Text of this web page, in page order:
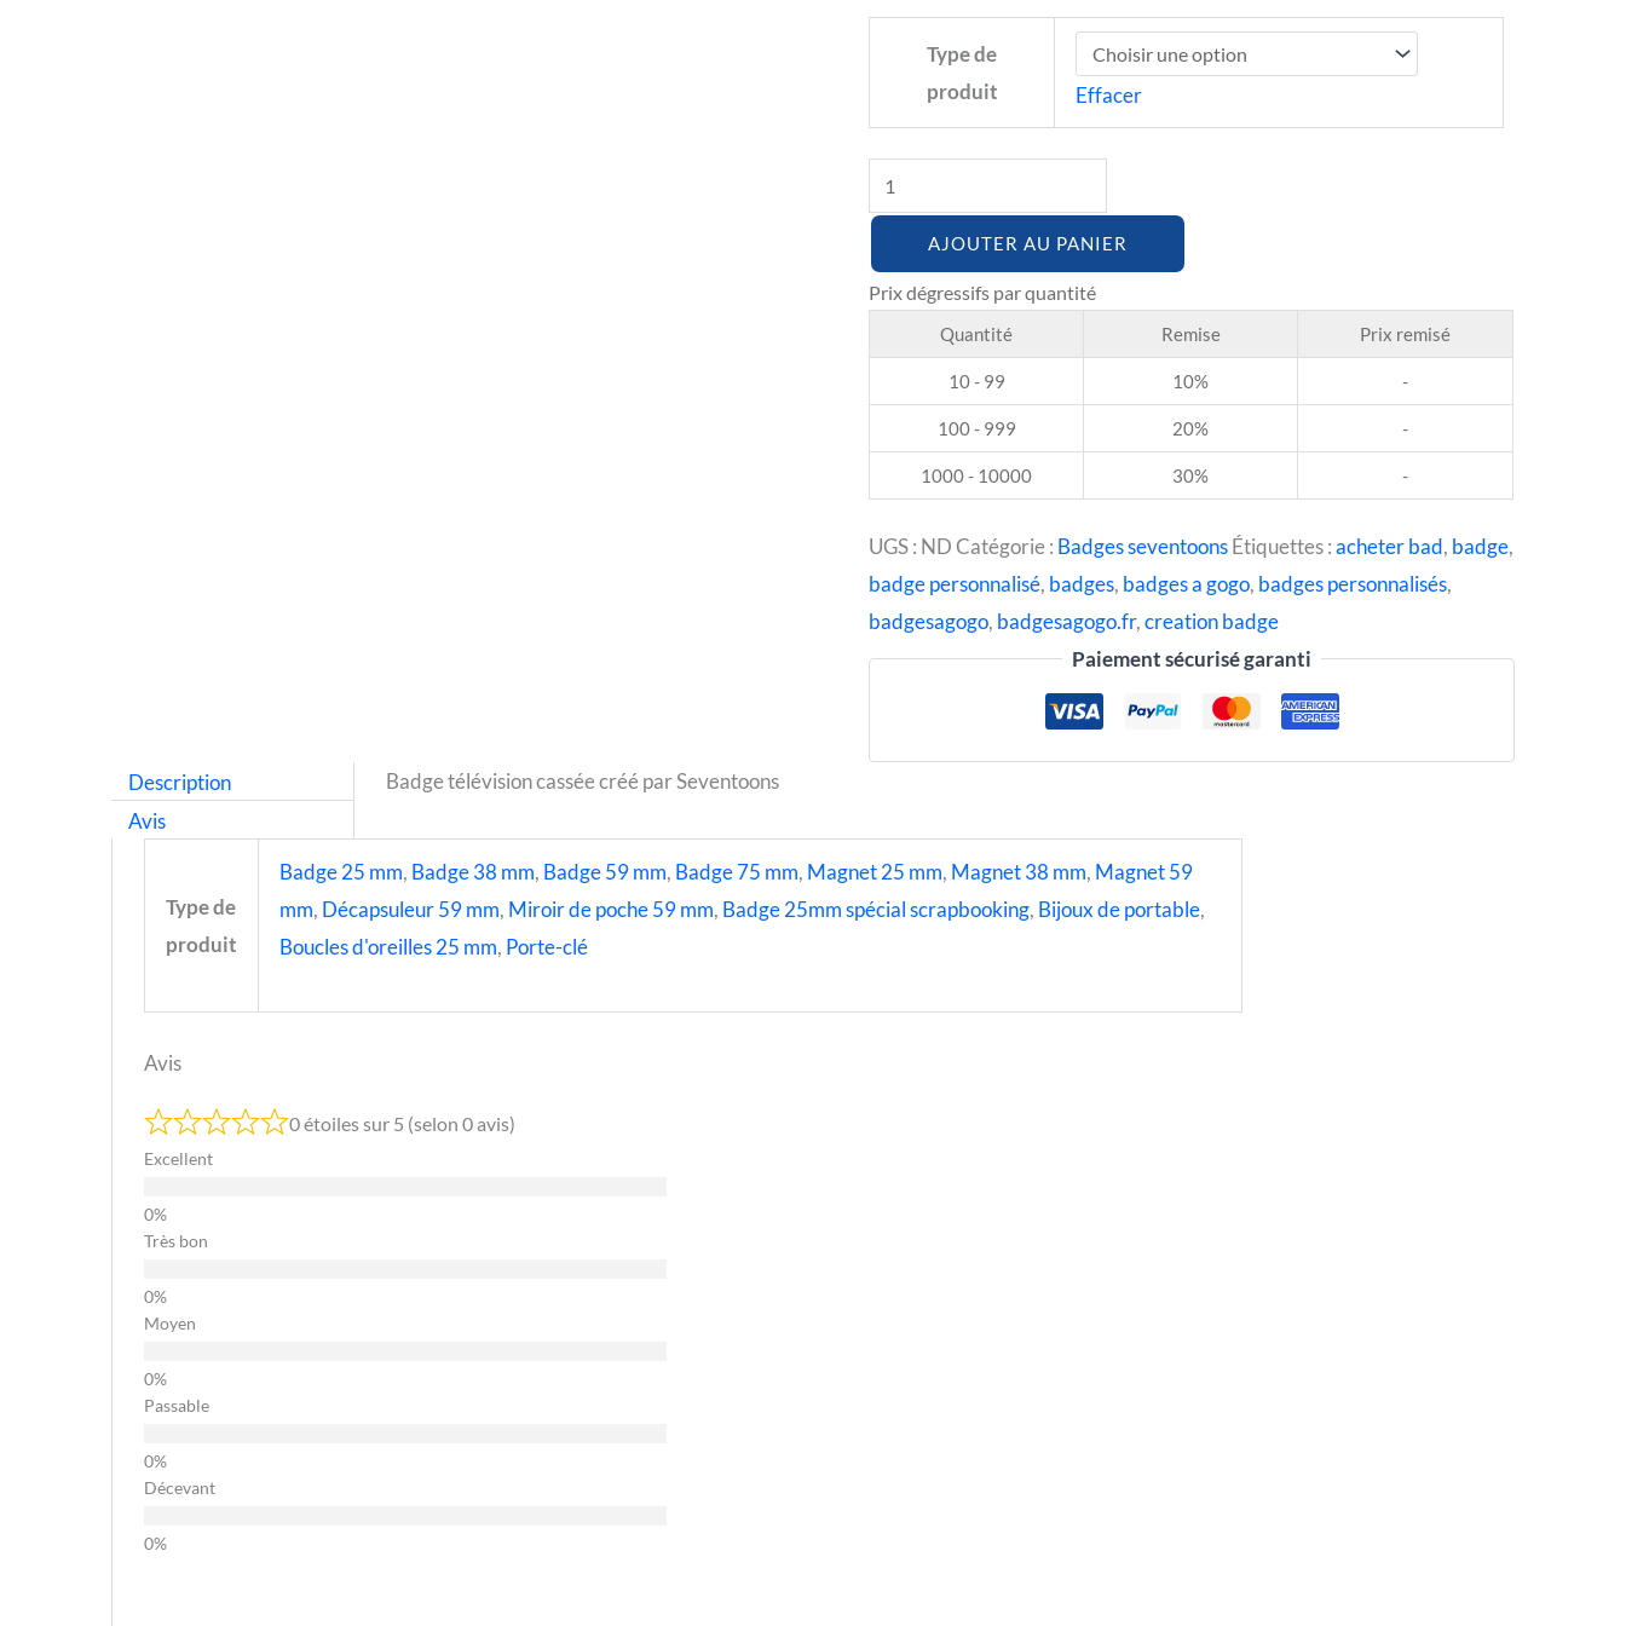
Type de
produit
Effacer
AJOUTER AU PANIER
Quantité Remise Prix remisé
10 - 99 10% -
100 - 999 20% -
1000 - 10000 30% -
UGS : ND Catégorie : Badges seventoonsÉtiquettes :acheter bad, badge,
badge personnalisé, badges, badges a gogo, badges personnalisés,
badgesagogo, badgesagogo.fr,creation badge
Paiement sécurisé garanti
Description
Avis
Badge télévision cassée créé par Seventoons
Type de
produit
Badge 25 mm, Badge 38 mm, Badge 59 mm, Badge 75 mm, Magnet 25 mm, Magnet 38 mm, Magnet 59
mm, Décapsuleur 59 mm, Miroir de poche 59 mm, Badge 25mm spécial scrapbooking, Bijoux de portable,
Boucles d'oreilles 25 mm, Porte-clé
Avis
0 étoiles sur 5 (selon 0 avis)
Excellent
Très bon
Moyen
Passable
Décevant